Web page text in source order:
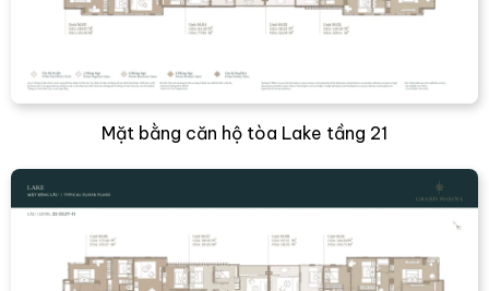
Mặt bằng căn hộ tòa Lake tầng 21